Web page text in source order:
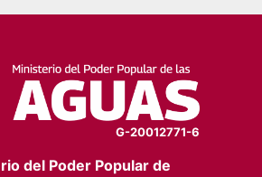
G-20012771-6
del Poder Popular de